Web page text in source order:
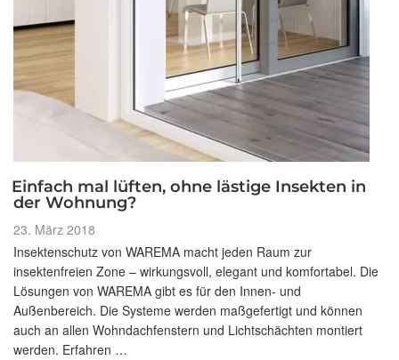
Einfach mal lüften, ohne lästige Insekten in
der Wohnung?
Veröffentlicht
am
23. März 2018
Insektenschutz von WAREMA macht jeden Raum zur
insektenfreien Zone – wirkungsvoll, elegant und komfortabel. Die
Lösungen von WAREMA gibt es für den Innen- und
Außenbereich. Die Systeme werden maßgefertigt und können
auch an allen Wohndachfenstern und Lichtschächten montiert
werden. Erfahren …